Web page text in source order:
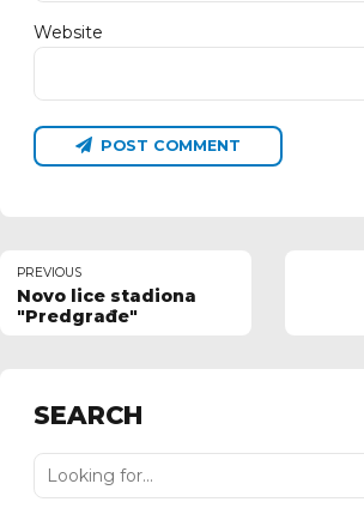
Website
POST COMMENT
PREVIOUS
Novo lice stadiona
"Predgrađe"
SEARCH